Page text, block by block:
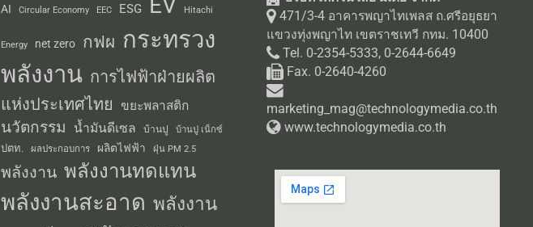
กฟผ กระทรวง
พลังงาน
การไฟฟ้าฝ่ายผลิต
แห่งประเทศไทย ขยะพลาสติก
นวัตกรรม น้ำมันดีเซล บ้านปู บ้านปู เน็กซ์
ปตท. ผลประกอบการ ผลิตไฟฟ้า ฝุ่น PM 2.5
พลังงาน พลังงานทดแทน
พลังงานสะอาด พลังงาน
หมุนเวียน พลังงานแสง
แขวงทุ่งพญาไท เขตราชเทวี กทม. 10400
Tel. 0-2354-5333, 0-2644-6649
Fax. 0-2640-4260
marketing_mag@technologymedia.co.th
www.technologymedia.co.th